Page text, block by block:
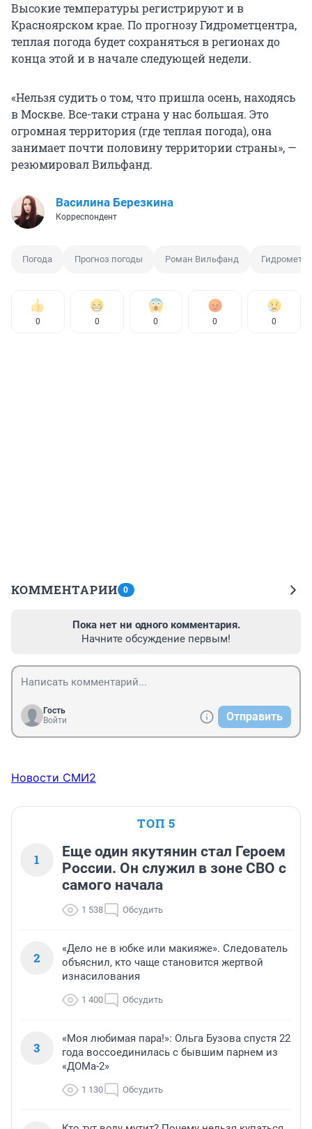
Высокие температуры регистрируют и в
Красноярском крае. По прогнозу Гидрометцентра,
теплая погода будет сохраняться в регионах до
конца этой и в начале следующей недели.
«Нельзя судить о том, что пришла осень, находясь
в Москве. Все-таки страна у нас большая. Это
огромная территория (где теплая погода), она
занимает почти половину территории страны», —
резюмировал Вильфанд.
Василина Березкина
Корреспондент
Погода Прогноз погоды Роман Вильфанд
0 0 0 0 0
КОММЕНТАРИИ 0
Пока нет ни одного комментария.
Начните обсуждение первым!
Гость
Войти
Отправить
Новости СМИ2
ТОП 5
1
Еще один якутянин стал Героем
России. Он служил в зоне СВО с
самого начала
1 538 Обсудить
2
«Дело не в юбке или макияже». Следователь
объяснил, кто чаще становится жертвой
изнасилования
1 400 Обсудить
3
«Моя любимая пара!»: Ольга Бузова спустя 22
года воссоединилась с бывшим парнем из
«ДОМа-2»
1 130 Обсудить